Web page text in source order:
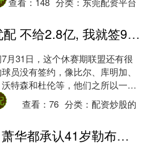
豪瑞优配 不给2.8亿, 我就签960万! 刚入选全明星飘了, 一个蓝领把自己当腕
月31日，这个休赛期联盟还有很
员没有签约，像比尔、库明加、
特森和杜伦等，他们之所以一直
为最大的原因是价格不合适，外
查看：76 分类：配资炒股的
5策略 萧华都承认41岁勒布朗为联盟门面! 美媒三重认证再赞GOAT 鲨鱼: 要拿5万分